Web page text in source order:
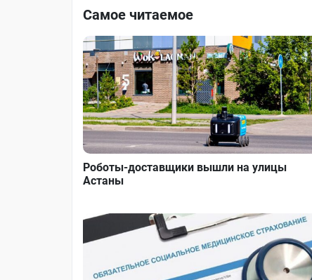
Самое читаемое
Роботы-доставщики вышли на улицы
Астаны